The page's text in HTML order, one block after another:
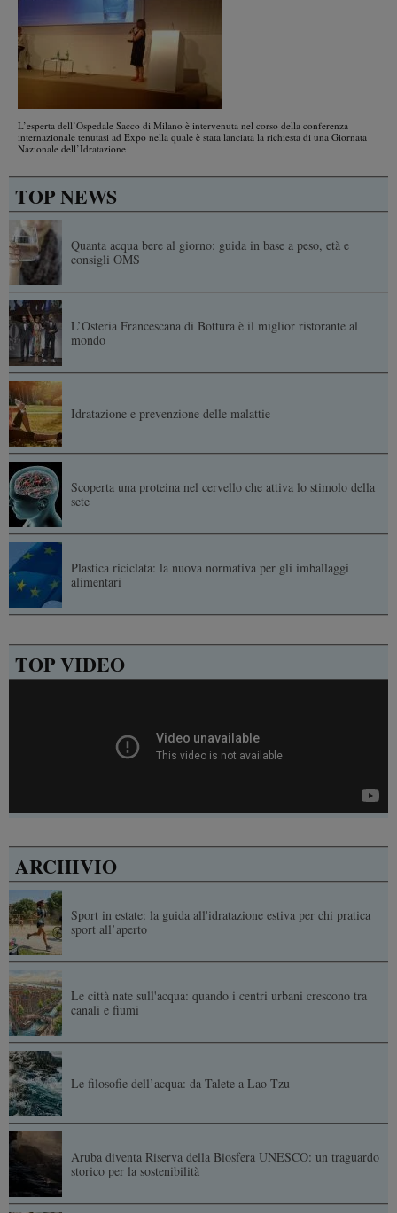
L’esperta dell’Ospedale Sacco di Milano è intervenuta nel corso della conferenza
internazionale tenutasi ad Expo nella quale è stata lanciata la richiesta di una Giornata
Nazionale dell’Idratazione
TOP NEWS
Quanta acqua bere al giorno: guida in base a peso, età e
consigli OMS
L’Osteria Francescana di Bottura è il miglior ristorante al
mondo
Idratazione e prevenzione delle malattie
Scoperta una proteina nel cervello che attiva lo stimolo della
sete
Plastica riciclata: la nuova normativa per gli imballaggi
alimentari
TOP VIDEO
ARCHIVIO
Sport in estate: la guida all'idratazione estiva per chi pratica
sport all’aperto
Le città nate sull'acqua: quando i centri urbani crescono tra
canali e fiumi
Le filosofie dell’acqua: da Talete a Lao Tzu
Aruba diventa Riserva della Biosfera UNESCO: un traguardo
storico per la sostenibilità